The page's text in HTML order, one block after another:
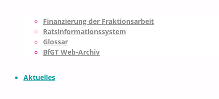
Finanzierung der Fraktionsarbeit
Ratsinformationssystem
Glossar
BfGT Web-Archiv
Aktuelles